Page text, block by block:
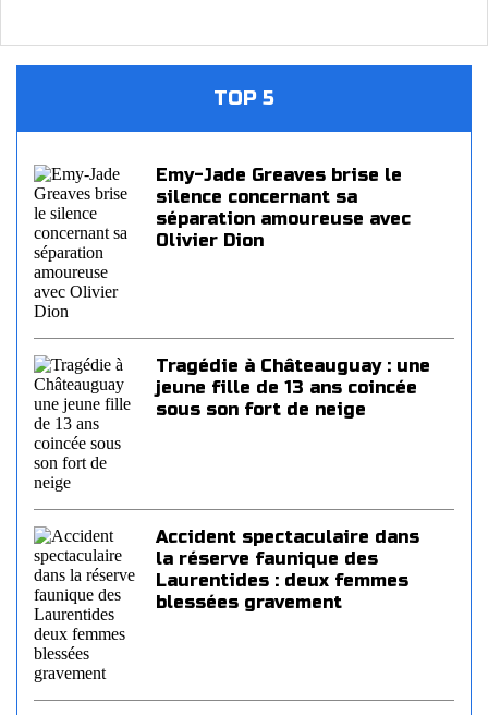
TOP 5
Emy-Jade Greaves brise le
silence concernant sa
séparation amoureuse avec
Olivier Dion
Tragédie à Châteauguay : une
jeune fille de 13 ans coincée
sous son fort de neige
Accident spectaculaire dans
la réserve faunique des
Laurentides : deux femmes
blessées gravement